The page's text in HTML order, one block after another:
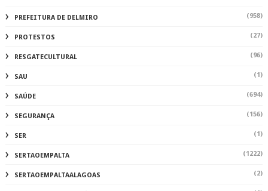
PREFEITURA DE DELMIRO (958)
PROTESTOS (27)
RESGATECULTURAL (96)
SAU (1)
SAÚDE (694)
SEGURANÇA (156)
SER (1)
SERTAOEMPALTA (1222)
SERTAOEMPALTAALAGOAS (2)